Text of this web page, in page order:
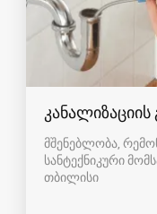
კანალიზაციის
მშენებლობა,
სანტექნიკური
თბილისი